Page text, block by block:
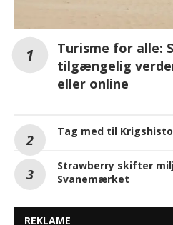
Turisme for alle:
tilgængelig
eller online
Tag med til
Strawberry skifter
Svanemærket
REKLAME